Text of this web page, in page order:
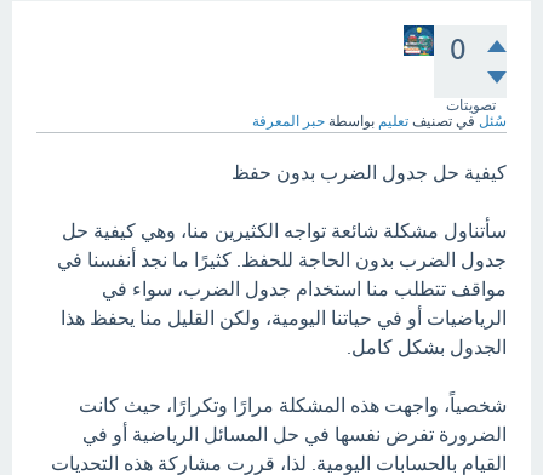
0
تصويتات
سُئل في تصنيف تعليم بواسطة حبر المعرفة
كيفية حل جدول الضرب بدون حفظ
سأتناول مشكلة شائعة تواجه الكثيرين منا، وهي كيفية حل
جدول الضرب بدون الحاجة للحفظ. كثيرًا ما نجد أنفسنا في
مواقف تتطلب منا استخدام جدول الضرب، سواء في
الرياضيات أو في حياتنا اليومية، ولكن القليل منا يحفظ هذا
الجدول بشكل كامل.
شخصياً، واجهت هذه المشكلة مرارًا وتكرارًا، حيث كانت
الضرورة تفرض نفسها في حل المسائل الرياضية أو في
القيام بالحسابات اليومية. لذا، قررت مشاركة هذه التحديات